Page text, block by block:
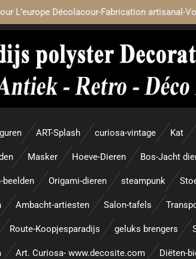
L’europe Décolacour-Fabrication artisanal-
ART-Splash curiosa-vintage Kat
Masker Hoeve-Dieren Bos-Jacht
beelden Origami-dieren steampunk
Ambacht-artiesten Salon-tafels
Route-Koopjesparadijs geluks brengers
Art. Curiosa- www.decosite.com Diëten-